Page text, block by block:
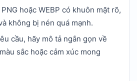
hoặc WEBP có khuôn mặt rõ,
không bị nén quá mạnh.
cầu, hãy mô tả ngắn gọn về
sắc hoặc cảm xúc mong